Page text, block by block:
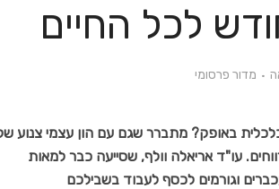
מדור פרסומי
באופק? מתברר שגם עם הון עצמי צנוע
רווחים. עו"ד אריאלה וולף, שסייעה כבר למאות
וגורמים לכסף לעבוד בשבילכם